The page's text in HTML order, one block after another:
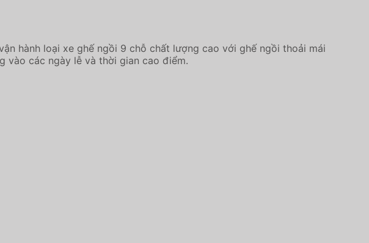
hành loại xe ghế ngồi 9 chỗ chất lượng cao với ghế ngồi thoải mái
vào các ngày lễ và thời gian cao điểm.